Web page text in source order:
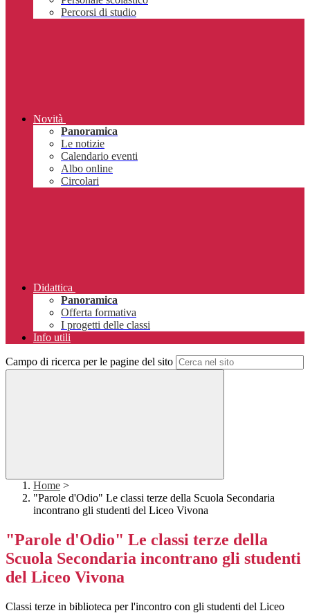
Percorsi di studio
Novità
Panoramica
Le notizie
Calendario eventi
Albo online
Circolari
Didattica
Panoramica
Offerta formativa
I progetti delle classi
Info utili
Campo di ricerca per le pagine del sito
Home >
"Parole d'Odio" Le classi terze della Scuola Secondaria
incontrano gli studenti del Liceo Vivona
"Parole d'Odio" Le classi terze della
Scuola Secondaria incontrano gli studenti
del Liceo Vivona
Classi terze in biblioteca per l'incontro con gli studenti del Liceo